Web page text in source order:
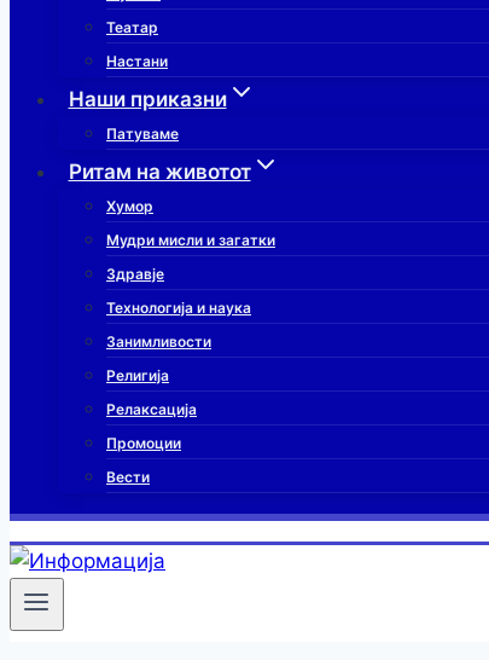
Театар
Настани
Наши приказни
Патуваме
Ритам на животот
Хумор
Мудри мисли и загатки
Здравје
Технологија и наука
Занимливости
Религија
Релаксација
Промоции
Вести